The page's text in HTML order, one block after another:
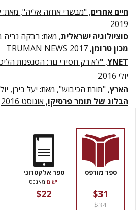
חיים אחרים, "מבשרי אחזה אליה", מאת:
2019
סוציולוגיה ישראלית, מאת: רבקה נריה בן
מכון טרומן, TRUMAN NEWS 2017
YNET
, "לא רק חסידי גור: הסגפנות
יולי 2016
הארץ, "תורת הכיבוש", מאת: יעל בירן, יולי
הבלוג של תומר פרסיקו, אוגוסט 2016
ספר מודפס
$31
$34
ספר אלקטרוני
יישום מאגנס
$22